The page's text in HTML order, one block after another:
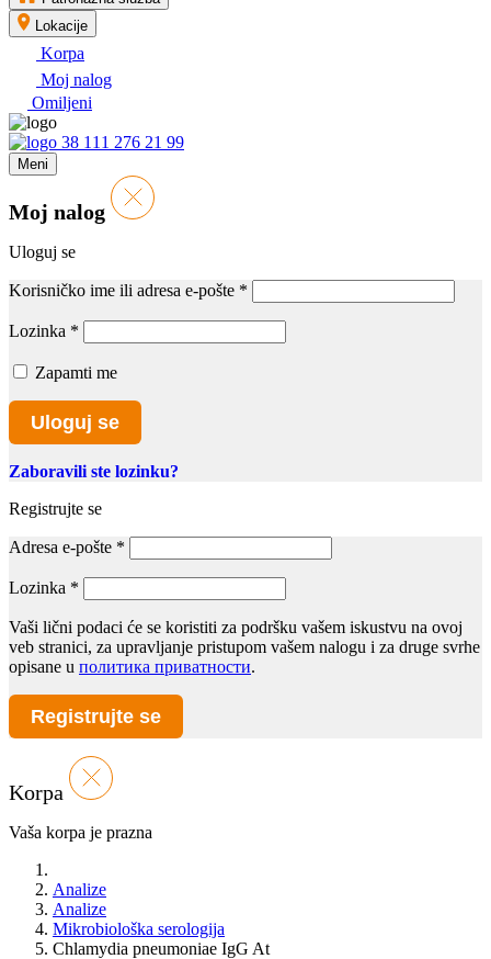
Lokacije
Korpa
Moj nalog
Omiljeni
38 111 276 21 99
Meni
Moj nalog
Uloguj se
Korisničko ime ili adresa e-pošte *
Lozinka *
Zapamti me
Uloguj se
Zaboravili ste lozinku?
Registrujte se
Adresa e-pošte *
Lozinka *
Vaši lični podaci će se koristiti za podršku vašem iskustvu na ovoj
veb stranici, za upravljanje pristupom vašem nalogu i za druge svrhe
opisane u политика приватности.
Registrujte se
Korpa
Vaša korpa je prazna
Analize
Analize
Mikrobiološka serologija
Chlamydia pneumoniae IgG At